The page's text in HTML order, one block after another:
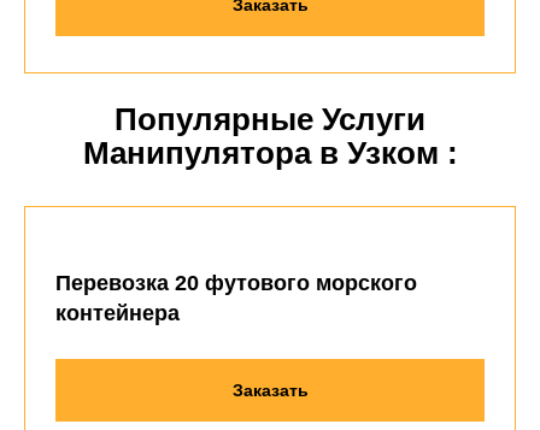
Заказать
Популярные Услуги
Манипулятора в Узком :
Перевозка 20 футового морского
контейнера
Заказать